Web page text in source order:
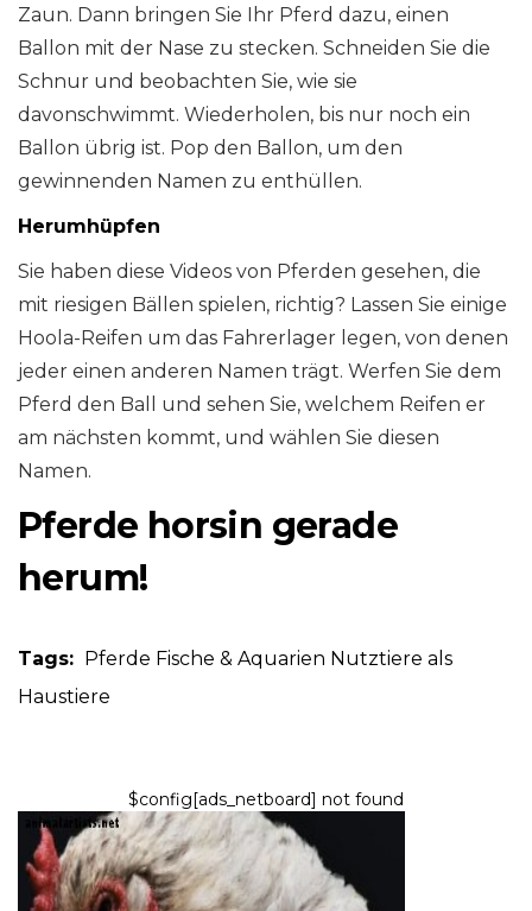
Zaun. Dann bringen Sie Ihr Pferd dazu, einen
Ballon mit der Nase zu stecken. Schneiden Sie die
Schnur und beobachten Sie, wie sie
davonschwimmt. Wiederholen, bis nur noch ein
Ballon übrig ist. Pop den Ballon, um den
gewinnenden Namen zu enthüllen.
Herumhüpfen
Sie haben diese Videos von Pferden gesehen, die
mit riesigen Bällen spielen, richtig? Lassen Sie einige
Hoola-Reifen um das Fahrerlager legen, von denen
jeder einen anderen Namen trägt. Werfen Sie dem
Pferd den Ball und sehen Sie, welchem ​​Reifen er
am nächsten kommt, und wählen Sie diesen
Namen.
Pferde horsin gerade
herum!
Tags: Pferde Fische & Aquarien Nutztiere als
Haustiere
$config[ads_netboard] not found